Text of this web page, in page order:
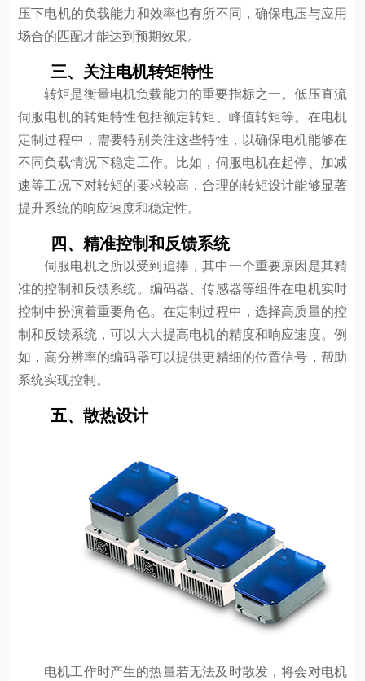
压下电机的负载能力和效率也有所不同，确保电压与应用
场合的匹配才能达到预期效果。
三、关注电机转矩特性
转矩是衡量电机负载能力的重要指标之一。低压直流
伺服电机的转矩特性包括额定转矩、峰值转矩等。在电机
定制过程中，需要特别关注这些特性，以确保电机能够在
不同负载情况下稳定工作。比如，伺服电机在起停、加减
速等工况下对转矩的要求较高，合理的转矩设计能够显著
提升系统的响应速度和稳定性。
四、精准控制和反馈系统
伺服电机之所以受到追捧，其中一个重要原因是其精
准的控制和反馈系统。编码器、传感器等组件在电机实时
控制中扮演着重要角色。在定制过程中，选择高质量的控
制和反馈系统，可以大大提高电机的精度和响应速度。例
如，高分辨率的编码器可以提供更精细的位置信号，帮助
系统实现控制。
五、散热设计
电机工作时产生的热量若无法及时散发，将会对电机